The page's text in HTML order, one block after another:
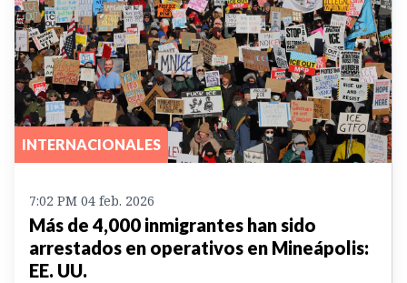
INTERNACIONALES
7:02 PM 04 feb. 2026
Más de 4,000 inmigrantes han sido
arrestados en operativos en Mineápolis:
EE. UU.